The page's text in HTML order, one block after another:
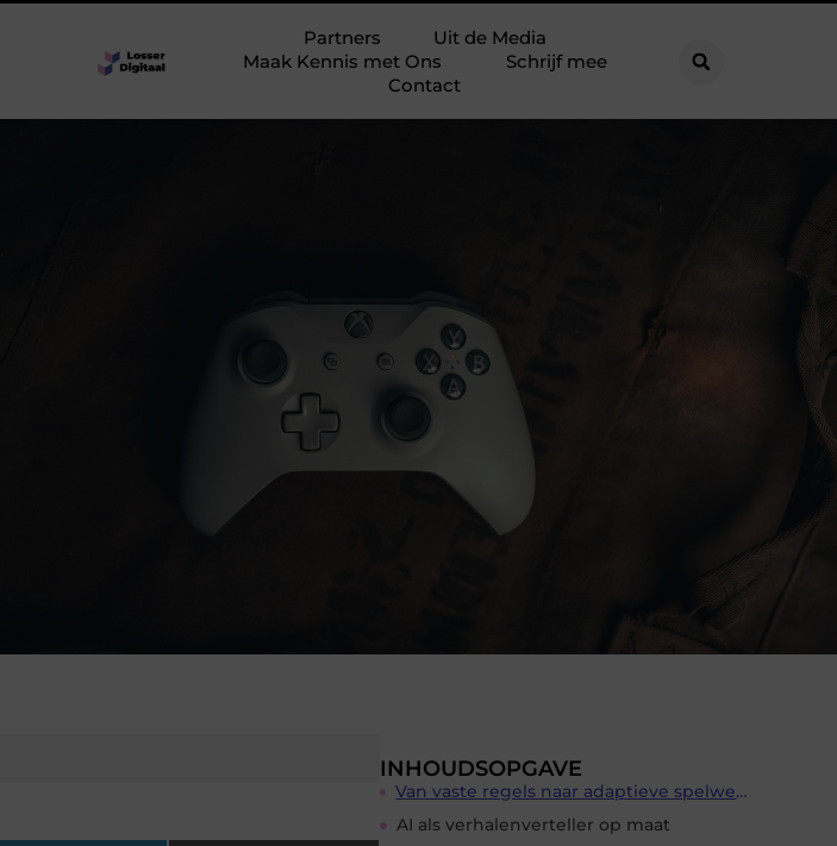
Partners
Uit de Media
Maak Kennis met Ons
Schrijf mee
Contact
INHOUDSOPGAVE
Van vaste regels naar adaptieve spelwerelden
AI als verhalenverteller op maat